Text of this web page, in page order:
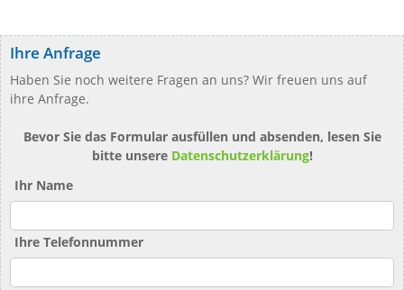
Ihre Anfrage
Haben Sie noch weitere Fragen an uns? Wir freuen uns auf
ihre Anfrage.
Bevor Sie das Formular ausfüllen und absenden, lesen Sie
bitte unsere Datenschutzerklärung!
Ihr Name
Ihre Telefonnummer